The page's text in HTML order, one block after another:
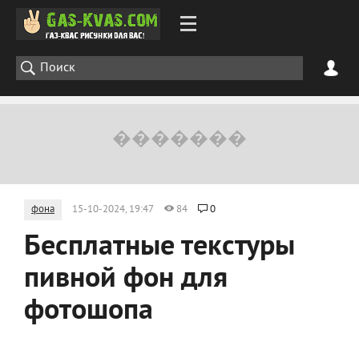
фона 15-10-2024, 19:47 84 0
Бесплатные текстуры
пивной фон для
фотошопа